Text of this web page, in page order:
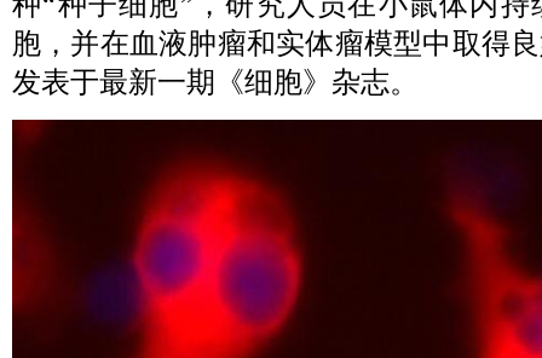
胞，并在血液肿瘤和实体瘤模型中取得
发表于最新一期《细胞》杂志。